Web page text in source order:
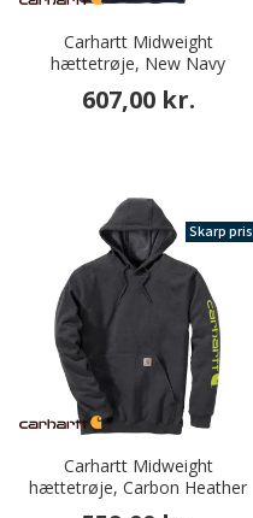
Carhartt Midweight
hættetrøje, New Navy
607,00 kr.
Skarp pris
Carhartt Midweight
hættetrøje, Carbon Heather